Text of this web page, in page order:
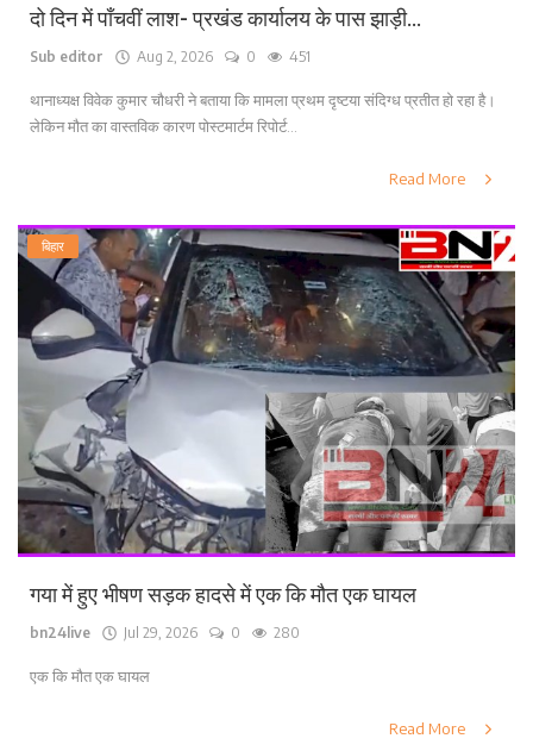
दो दिन में पाँचवीं लाश- प्रखंड कार्यालय के पास झाड़ी...
Sub editor Aug 2, 2026 0 451
थानाध्यक्ष विवेक कुमार चौधरी ने बताया कि मामला प्रथम दृष्टया संदिग्ध प्रतीत हो रहा है।
लेकिन मौत का वास्तविक कारण पोस्टमार्टम रिपोर्ट...
Read More
बिहार
गया में हुए भीषण सड़क हादसे में एक कि मौत एक घायल
bn24live Jul 29, 2026 0 280
एक कि मौत एक घायल
Read More